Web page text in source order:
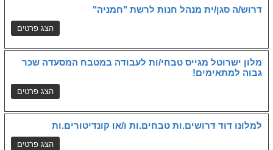
דרוש/ה סגן/ית מנהל חנות לרשת "חמניה"
מלון ישרוטל מגייס טבחי/ות לעבודה במטבח המסעדה שכר
גבוה למתאימים!
למלונו דוד דרושים.ות טבחים.ות ו/או קונדיטורים.ות